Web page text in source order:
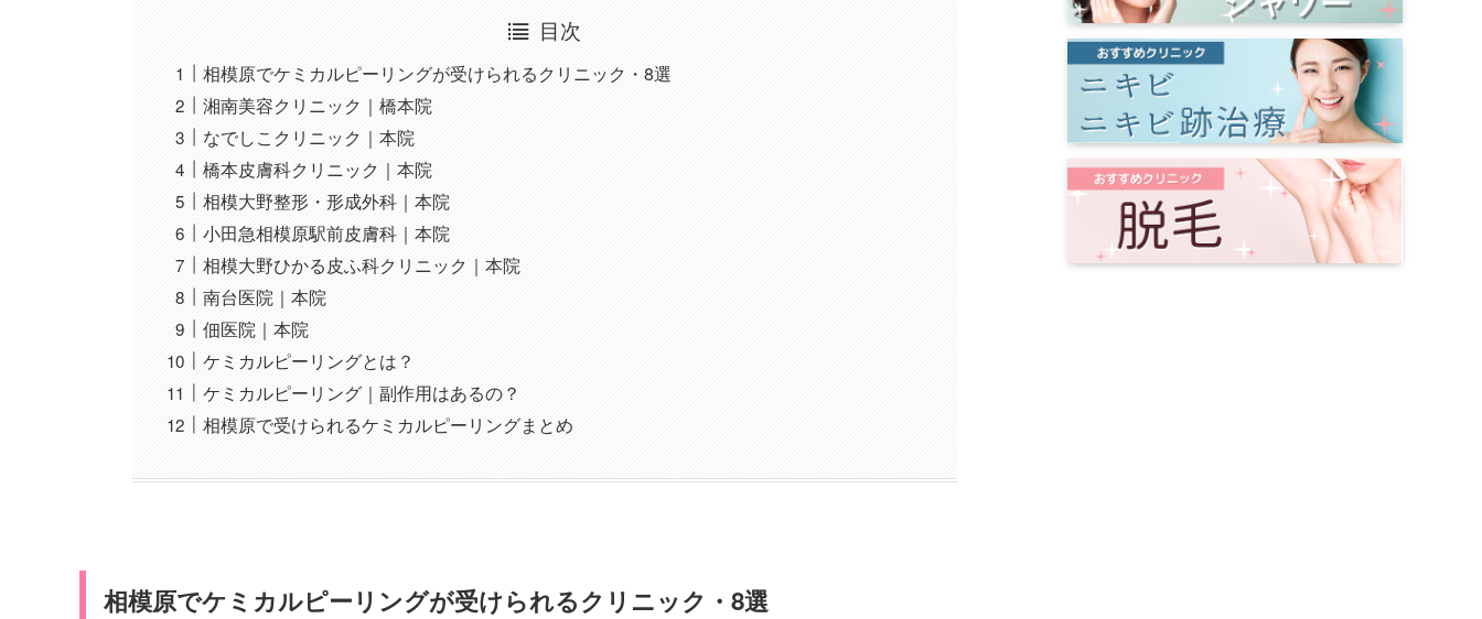
目次
相模原でケミカルピーリングが受けられるクリニック・8選
湘南美容クリニック｜橋本院
なでしこクリニック｜本院
橋本皮膚科クリニック｜本院
相模大野整形・形成外科｜本院
小田急相模原駅前皮膚科｜本院
相模大野ひかる皮ふ科クリニック｜本院
南台医院｜本院
佃医院｜本院
ケミカルピーリングとは？
ケミカルピーリング｜副作用はあるの？
相模原で受けられるケミカルピーリングまとめ
相模原でケミカルピーリングが受けられるクリニック・8選